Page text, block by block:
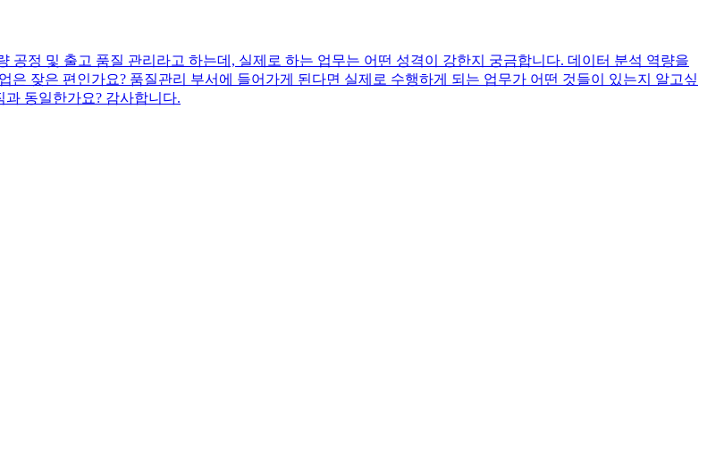
정 및 출고 품질 관리라고 하는데, 실제로 하는 업무는 어떤 성격이 강한지 궁금합니다. 데이터 분석 역량을
잦은 편인가요? 품질관리 부서에 들어가게 된다면 실제로 수행하게 되는 업무가 어떤 것들이 있는지 알고싶
동일한가요? 감사합니다.